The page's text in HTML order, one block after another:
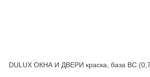
DULUX ОКНА И ДВЕРИ краска, база BС